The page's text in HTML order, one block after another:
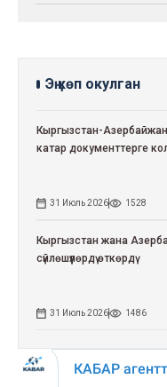
Эң көп окулган
Кыргызстан-Азербайжан
катар документтерге
31 Июль 2026 1528
Кыргызстан жана
сүйлөшүүлөрдү өткөрдү
31 Июль 2026 1486